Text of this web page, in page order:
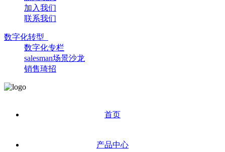
加入我们
联系我们
数字化转型
数字化专栏
salesman场景沙龙
销售琦招
首页
产品中心